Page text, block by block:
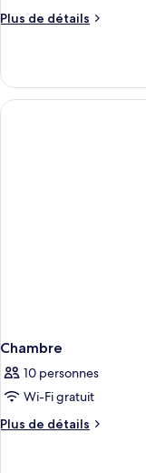
Plus de détails
Plus
le
type
de
Chambre
10 personnes
Wi-Fi gratuit
Plus de détails
Plus